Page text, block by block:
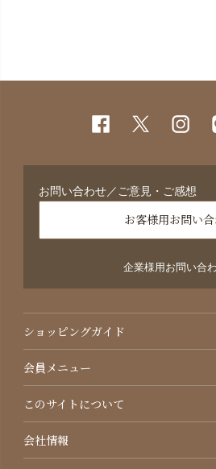
お問い合わせ／ご意見・ご感想
お客様用お問い
企業様用お問い合
ショッピングガイド
会員メニュー
このサイトについて
会社情報